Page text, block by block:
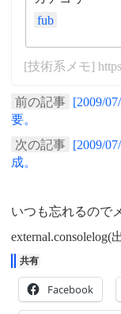
fub
[技術系メモ]
前の記事
[2009/
要。
次の記事
[2009/
成。
いつも忘れるので
external.consolelog(
共有
Facebook